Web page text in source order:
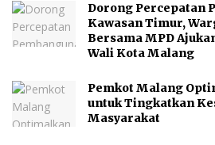
Dorong Percepatan
Kawasan Timur,
Bersama MPD
Wali Kota Malang
Pemkot Malang
untuk Tingkatkan
Masyarakat